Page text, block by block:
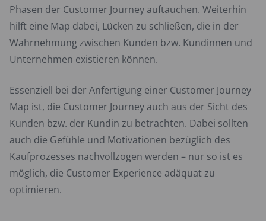
Phasen der Customer Journey auftauchen. Weiterhin
hilft eine Map dabei, Lücken zu schließen, die in der
Wahrnehmung zwischen Kunden bzw. Kundinnen und
Unternehmen existieren können.
Essenziell bei der Anfertigung einer Customer Journey
Map ist, die Customer Journey auch aus der Sicht des
Kunden bzw. der Kundin zu betrachten. Dabei sollten
auch die Gefühle und Motivationen bezüglich des
Kaufprozesses nachvollzogen werden – nur so ist es
möglich, die Customer Experience adäquat zu
optimieren.